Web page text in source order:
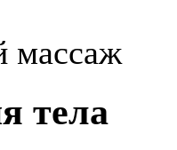
массаж
тела